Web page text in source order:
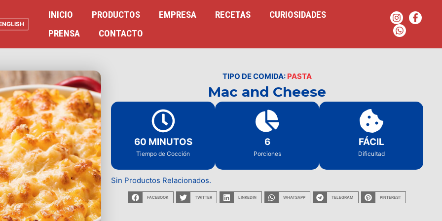
INICIO PRODUCTOS EMPRESA RECETAS
CURIOSIDADES
PRENSA
CONTACTO
TIPO DE COMIDA: PASTA
Mac and Cheese
60 MINUTOS
Tiempo de Cocción
6
Porciones
FÁCIL
Dificultad
Sin Productos Relacionados.
FACEBOOK TWITTER LINKEDIN WHATSAPP TELEGRAM PINTEREST